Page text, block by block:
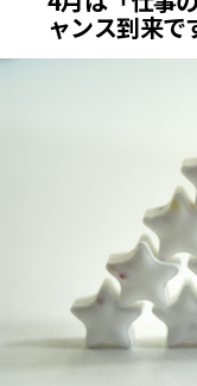
ャンス到来で